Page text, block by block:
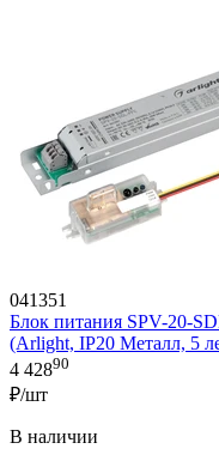
041351
Блок питания SPV-20-
(Arlight, IP20 Металл, 5
4 42890
₽/шт
В наличии